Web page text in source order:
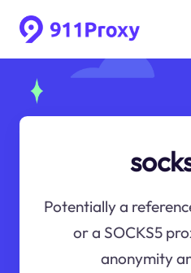
Potentially a
or a SOCKS5
anonymity